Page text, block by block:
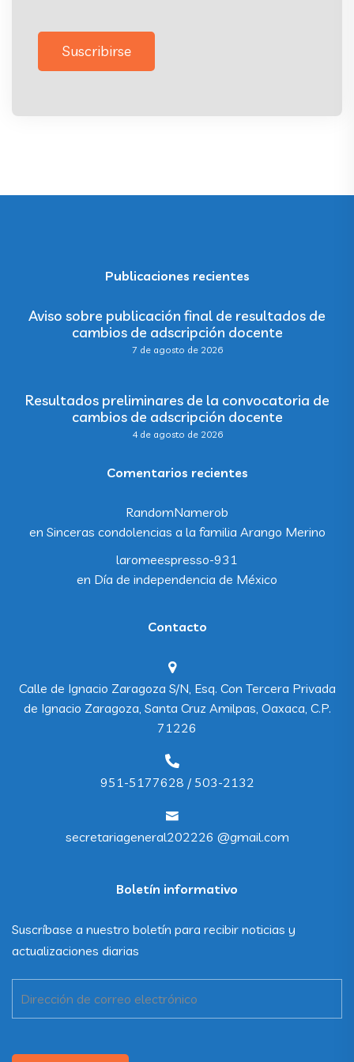
Suscribirse
Publicaciones recientes
Aviso sobre publicación final de resultados de
cambios de adscripción docente
7 de agosto de 2026
Resultados preliminares de la convocatoria de
cambios de adscripción docente
4 de agosto de 2026
Comentarios recientes
RandomNamerob
en Sinceras condolencias a la familia Arango Merino
laromeespresso-931
en Día de independencia de México
Contacto
Calle de Ignacio Zaragoza S/N, Esq. Con Tercera Privada
de Ignacio Zaragoza, Santa Cruz Amilpas, Oaxaca, C.P.
71226
951-5177628 / 503-2132
secretariageneral202226 @gmail.com
Boletín informativo
Suscríbase a nuestro boletín para recibir noticias y
actualizaciones diarias